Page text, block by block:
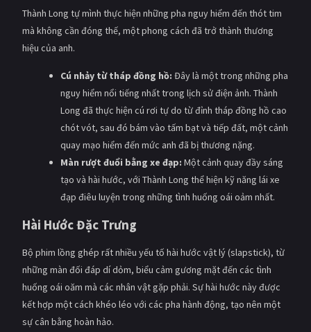
Thành Long tự mình thực hiện những pha nguy hiểm đến thót tim
mà không cần đóng thế, một phong cách đã trở thành thương
hiệu của anh.
Cú nhảy từ tháp đồng hồ: Đây là một trong những pha
nguy hiểm nổi tiếng nhất trong lịch sử điện ảnh. Thành
Long đã thực hiện cú rơi tự do từ đỉnh tháp đồng hồ cao
chót vót, sau đó bám vào tấm bạt và tiếp đất, một cảnh
quay mạo hiểm đến mức anh đã bị thương nặng.
Màn rượt đuổi bằng xe đạp: Một cảnh quay đầy sáng
tạo và hài hước, với Thành Long thể hiện kỹ năng lái xe
đạp điêu luyện trong những tình huống oái oảm nhất.
Hài Hước Đặc Trưng
Bộ phim lồng ghép rất nhiều yếu tố hài hước vật lý (slapstick), từ
những màn đối đáp dí dỏm, biểu cảm gương mặt đến các tình
huống oái oăm mà các nhân vật gặp phải. Sự hài hước này được
kết hợp một cách khéo léo với các pha hành động, tạo nên một
sự cân bằng hoàn hảo.